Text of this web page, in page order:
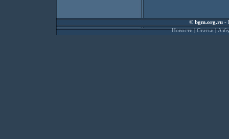
©bgm.org.ru-
Новости|Статьи|